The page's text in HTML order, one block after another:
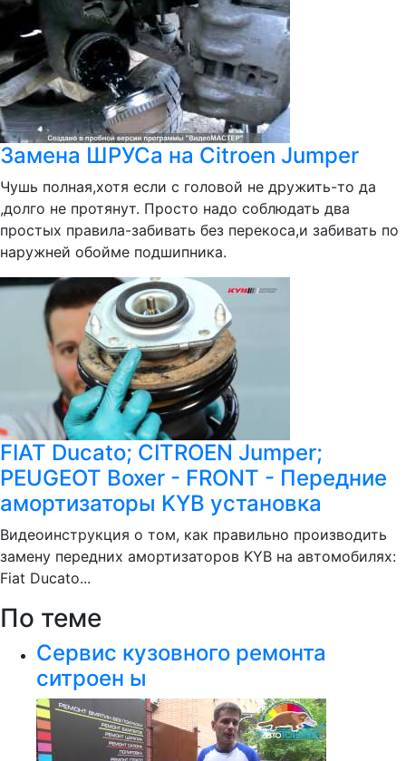
Замена ШРУСа на Citroen Jumper
Чушь полная,хотя если с головой не дружить-то да
,долго не протянут. Просто надо соблюдать два
простых правила-забивать без перекоса,и забивать по
наружней обойме подшипника.
FIAT Ducato; CITROEN Jumper;
PEUGEOT Boxer - FRONT - Передние
амортизаторы KYB установка
Видеоинструкция о том, как правильно производить
замену передних амортизаторов KYB на автомобилях:
Fiat Ducato...
По теме
Сервис кузовного ремонта
ситроен ы